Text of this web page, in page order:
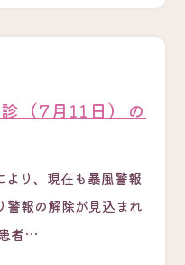
（7月11日）の
り、現在も暴風警報
警報の解除が見込まれ
者…